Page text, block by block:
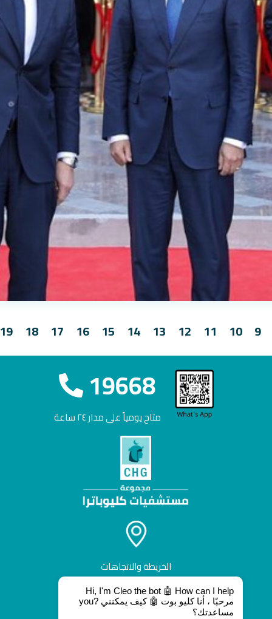
9
10
11
12
13
14
15
16
17
18
19668
متاح يومياً على مدار ٢٤ ساعة
الخريطة والاتجاهات
Hi, I'm Cleo the bot 🤖 How can I help
you? مرحبًا ، أنا كليو بوت 🤖 كيف يمكنني
مساعدتك؟